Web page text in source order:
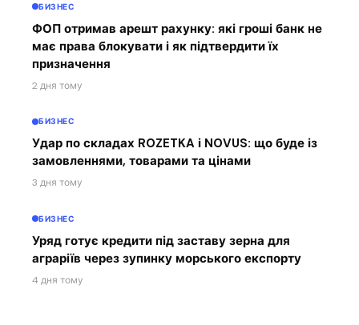
БИЗНЕС
ФОП отримав арешт рахунку: які гроші банк не
має права блокувати і як підтвердити їх
призначення
2 дня тому
БИЗНЕС
Удар по складах ROZETKA і NOVUS: що буде із
замовленнями, товарами та цінами
3 дня тому
БИЗНЕС
Уряд готує кредити під заставу зерна для
аграріїв через зупинку морського експорту
4 дня тому